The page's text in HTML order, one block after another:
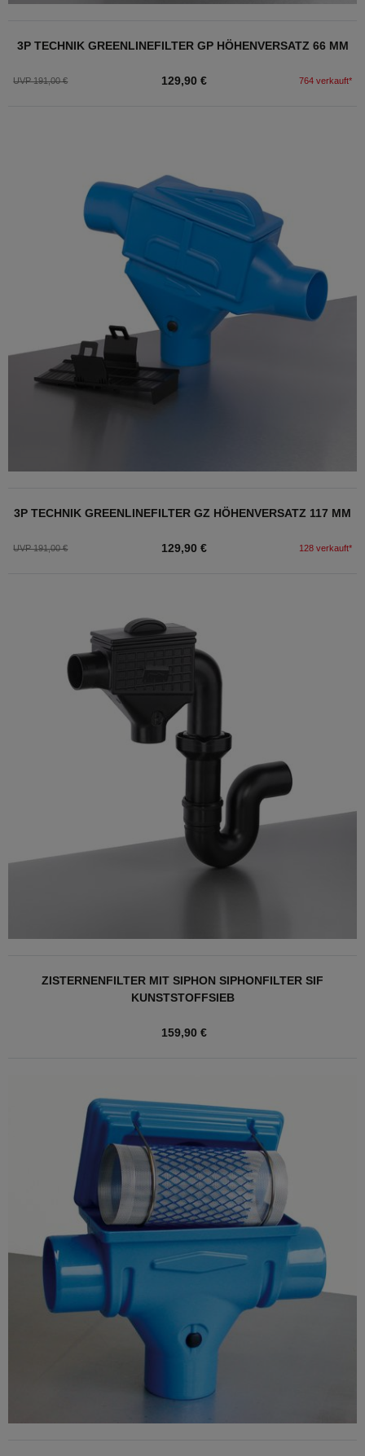
3P TECHNIK GREENLINEFILTER GP HÖHENVERSATZ 66 MM
UVP 191,00 € 129,90 € 764 verkauft*
3P TECHNIK GREENLINEFILTER GZ HÖHENVERSATZ 117 MM
UVP 191,00 € 129,90 € 128 verkauft*
ZISTERNENFILTER MIT SIPHON SIPHONFILTER SIF
KUNSTSTOFFSIEB
159,90 €